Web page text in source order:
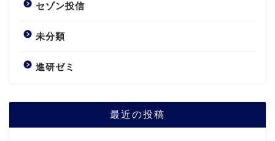
セゾン投信
未分類
進研ゼミ
最近の投稿